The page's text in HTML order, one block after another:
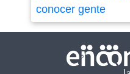
conocer gente